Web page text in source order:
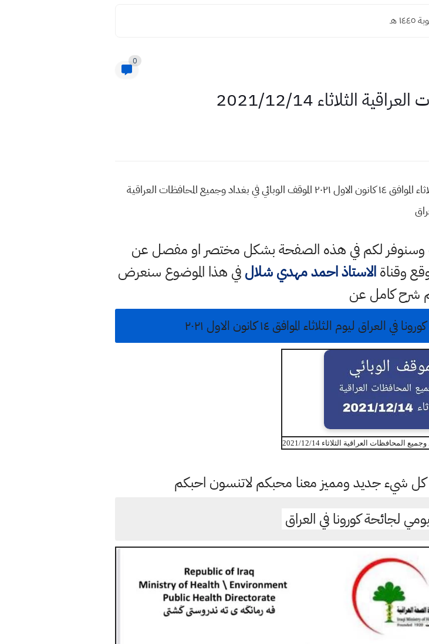
0
الثلاثاء 2021/12/14
الموقف الوبائي والتلقيحي اليومي لجائحة كورونا في العراق ليوم الثلاثاء الموافق ١٤ كانون الاول ٢٠٢١ الموقف الوبائي في بغداد وجميع المحافظات العراقية
وسنوفر لكم في هذه الصفحة بشكل مختصر او مفصل عن
وقناةالاستاذ احمد مهدي شلالفي هذا الموضوع سنعرض
شرح كامل عن
ليوم الثلاثاء الموافق ١٤ كانون الاول ٢٠٢١
المحافظات العراقية الثلاثاء 2021/12/14
كل شيء جديد ومميز معنا محبكم لاتنسون احبكم
لجائحة كورونا في العراق